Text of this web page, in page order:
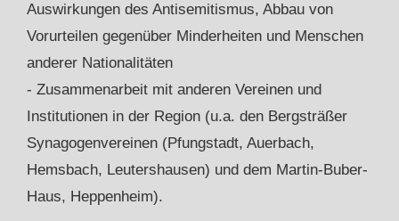
Auswirkungen des Antisemitismus, Abbau von
Vorurteilen gegenüber Minderheiten und Menschen
anderer Nationalitäten
- Zusammenarbeit mit anderen Vereinen und
Institutionen in der Region (u.a. den Bergsträßer
Synagogenvereinen (Pfungstadt, Auerbach,
Hemsbach, Leutershausen) und dem Martin-Buber-
Haus, Heppenheim).